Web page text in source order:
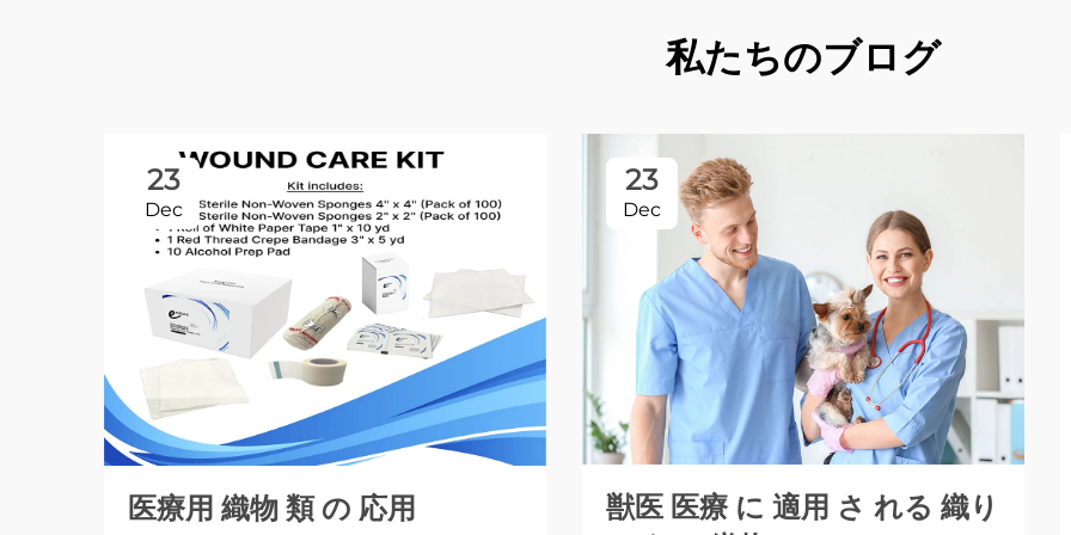
私たちのブログ
23
Dec
医療用 織物 類 の 応用
23
Dec
獣医 医療 に 適用 さ れる 織り